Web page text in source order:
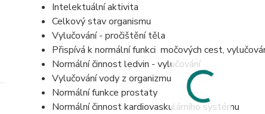
Intelektuální aktivita
Celkový stav organismu
Vylučování - pročištění těla
Přispívá k normální funkci močových cest,
Normální činnost ledvin - vylučování
Vylučování vody z organizmu
Normální funkce prostaty
Normální činnost kardiovaskulárního systému